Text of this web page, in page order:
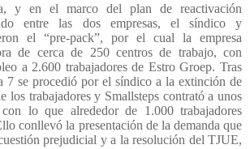
y en el marco del plan de reactivación
entre las dos empresas, el síndico y
el “pre-pack”, por el cual la empresa
de cerca de 250 centros de trabajo, con
a 2.600 trabajadores de Estro Groep. Tras
7 se procedió por el síndico a la extinción de
los trabajadores y Smallsteps contrató a unos
con lo que alrededor de 1.000 trabajadores
conllevó la presentación de la demanda que
prejudicial y a la resolución del TJUE,